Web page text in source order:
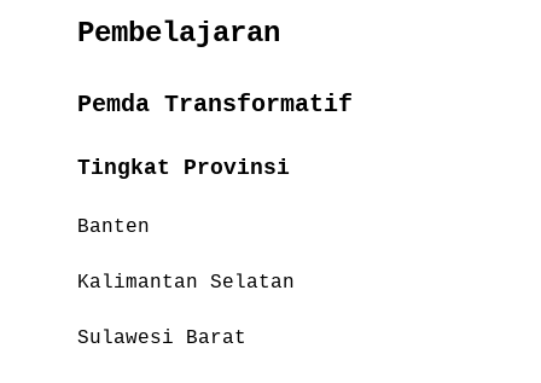
Pembelajaran
Pemda Transformatif
Tingkat Provinsi
Banten
Kalimantan Selatan
Sulawesi Barat